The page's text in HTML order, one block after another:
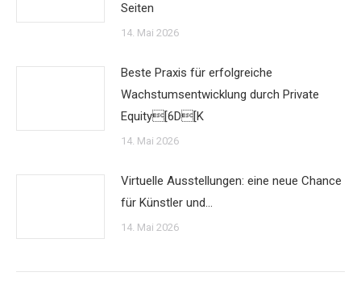
Seiten
14. Mai 2026
Beste Praxis für erfolgreiche
Wachstumsentwicklung durch Private
Equity[6D[K
14. Mai 2026
Virtuelle Ausstellungen: eine neue Chance
für Künstler und…
14. Mai 2026